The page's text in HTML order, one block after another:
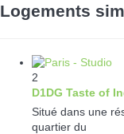
Logements
2
D1DG Taste of
Situé dans une
quartier du